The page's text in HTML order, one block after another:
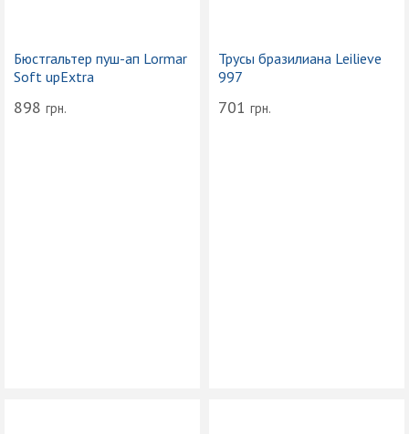
Бюстгальтер пуш-ап Lormar
Soft upExtra
898 грн.
Трусы бразилиана Leilieve
997
701 грн.